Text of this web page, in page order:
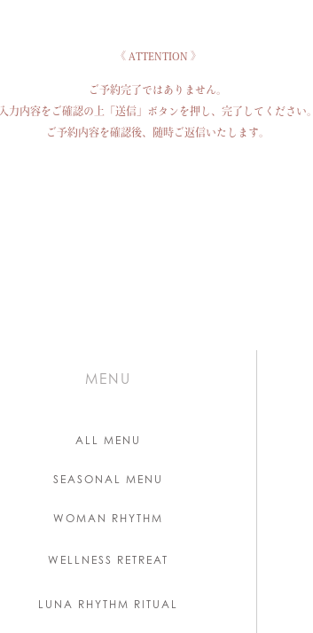
《 ATTENTION 》
ご予約完了ではありません。
入力内容をご確認の上「送信」ボタンを押し、 完了してください。
ご予約内容を確認後、随時ご返信いたします。
MENU
ALL MENU
SEASONAL MENU
WOMAN RHYTHM
WELLNESS RETREAT
LUNA RHYTHM RITUAL